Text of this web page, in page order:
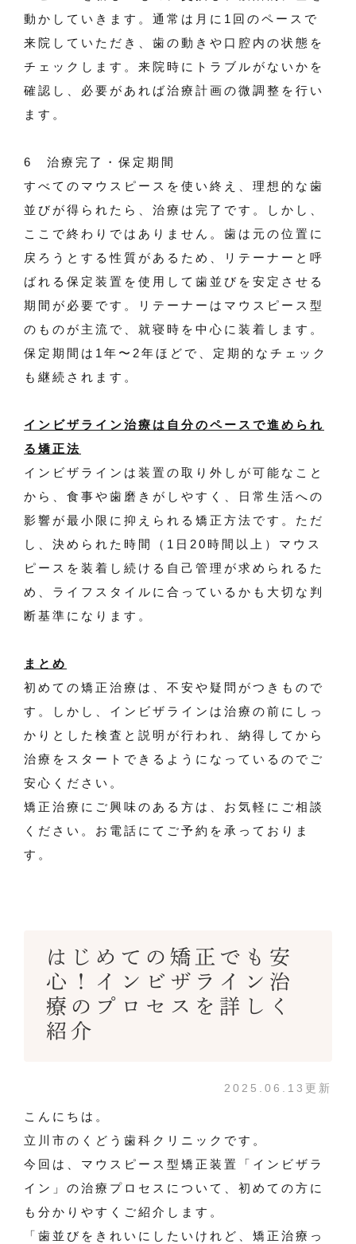
動かしていきます。通常は月に1回のペースで
来院していただき、歯の動きや口腔内の状態を
チェックします。来院時にトラブルがないかを
確認し、必要があれば治療計画の微調整を行い
ます。
6 治療完了・保定期間
すべてのマウスピースを使い終え、理想的な歯
並びが得られたら、治療は完了です。しかし、
ここで終わりではありません。歯は元の位置に
戻ろうとする性質があるため、リテーナーと呼
ばれる保定装置を使用して歯並びを安定させる
期間が必要です。リテーナーはマウスピース型
のものが主流で、就寝時を中心に装着します。
保定期間は1年〜2年ほどで、定期的なチェック
も継続されます。
インビザライン治療は自分のペースで進められ
る矯正法
インビザラインは装置の取り外しが可能なこと
から、食事や歯磨きがしやすく、日常生活への
影響が最小限に抑えられる矯正方法です。ただ
し、決められた時間（1日20時間以上）マウス
ピースを装着し続ける自己管理が求められるた
め、ライフスタイルに合っているかも大切な判
断基準になります。
まとめ
初めての矯正治療は、不安や疑問がつきもので
す。しかし、インビザラインは治療の前にしっ
かりとした検査と説明が行われ、納得してから
治療をスタートできるようになっているのでご
安心ください。
矯正治療にご興味のある方は、お気軽にご相談
ください。お電話にてご予約を承っておりま
す。
はじめての矯正でも安
心！インビザライン治
療のプロセスを詳しく
紹介
2025.06.13更新
こんにちは。
立川市のくどう歯科クリニックです。
今回は、マウスピース型矯正装置「インビザラ
イン」の治療プロセスについて、初めての方に
も分かりやすくご紹介します。
「歯並びをきれいにしたいけれど、矯正治療っ